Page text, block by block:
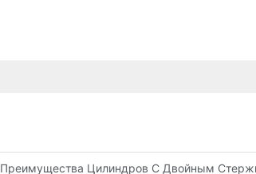
Преимущества Цилиндров С Двойным